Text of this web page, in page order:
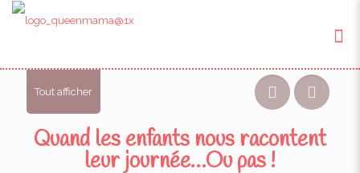
Tout afficher
Quand les enfants nous racontent
leur journée…Ou pas !